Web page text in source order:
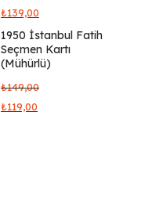
₺139,00
1950 İstanbul Fatih
Seçmen Kartı
(Mühürlü)
₺149,00
₺119,00